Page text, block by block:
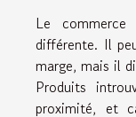
Le
différente. Il
marge, mais il
Produits
proximité, et